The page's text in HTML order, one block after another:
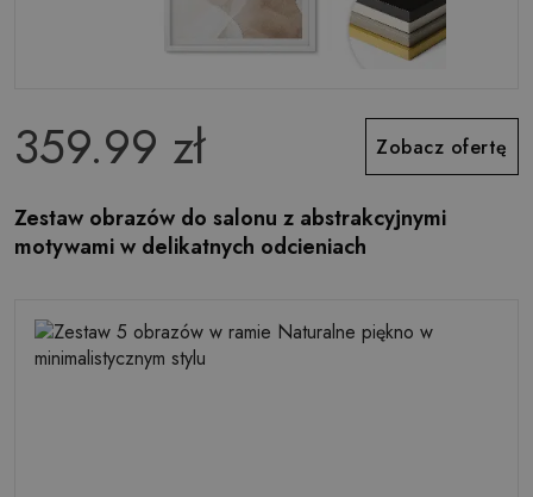
359.99 zł Zobacz ofertę
Zestaw obrazów do salonu z abstrakcyjnymi
motywami w delikatnych odcieniach